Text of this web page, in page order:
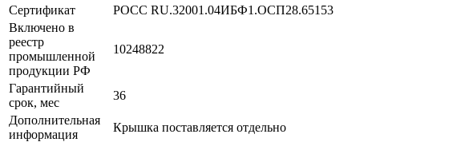
Сертификат
РОСС RU.32001.04ИБФ1.ОСП28.65153
Включено в
реестр
промышленной
продукции РФ
10248822
Гарантийный
срок, мес
36
Дополнительная
информация
Крышка поставляется отдельно